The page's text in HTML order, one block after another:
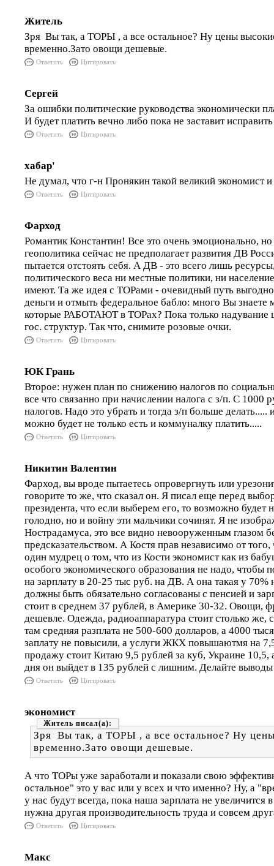
Житель
Зря Вы так, а ТОРЫ , а все остальное? Ну цены
временно.Зато овощи дешевые.
Ответить Цитировать
Сергей
За ошибки политические руководства экономически
И будет платить вечно либо пока не заставит
Ответить Цитировать
хабар'
Не думал, что г-н Пронякин такой великий экономист
Ответить Цитировать
Фарход
Романтик Константин! Все это очень эмоционально,
геополитика сейчас не предполагает развития ДВ
пытается отстоять себя. А ДВ - это всего лишь
политического веса ни местные политики, ни
имеют. Та же идея с ТОРами - очевидный путь
деньги и отмыть федеральное бабло: много Вы знаете
которые РАБОТАЮТ в ТОРах? Пока только надувание
гос. структур. Так что, снимите розовые очки.
Ответить Цитировать
ЮК Грань
Второе: нужен план по снижению налогов по
все что связанно при начислении налога с з/п. С 1000
налогов. Надо это убрать и тогда з/п больше делать.....
можно будет не только есть и коммуналку платить.....
Ответить Цитировать
Никитин Валентин
Фарход, вы вроде пытаетесь опровергнуть или
говорите то же, что сказал он. Я писал еще перед
президента, что если выберем его, то возможно будет
голодно, но и войну эти мальчики сочинят. Я не
Нострадамуса, это все видно невооруженным глазом
предсказательством. А Костя прав независимо от
один мудрец о том, что из Кости экономист как из
особого экономического образования не надо, чтобы
на зарплату в 20-25 тыс руб. на ДВ. А она такая у 70%
должны быть обязательно согласованы с пенсией и
стоит в среднем 37 рублей, в Америке 30-32. Овощи,
дешевле. Одежда, радиоаппаратура стоит столько же,
там средняя разплата не 500-600 долларов, а 4000
заплату не повысили, а услуги ЖКХ повышаютмя на
продажу стоит Китаю 9,5 рублей за куб, Украине 10,5,
дня он выйдет в 135 рублей с лишним. Делайте выводы
Ответить Цитировать
экономист
Житель
Зря Вы так, а ТОРЫ , а все остальное? Ну цены
временно.Зато овощи дешевые.
А что ТОРы уже заработали и показали свою
остальное" это у вас или у всех и что именно? Ну, а
у нас будут всегда, пока наша зарплата не увеличится
нужна другая производительность труда и совсем
Ответить Цитировать
Макс